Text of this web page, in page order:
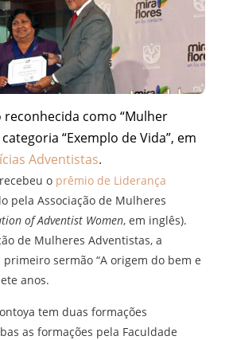
reconhecida como “Mulher
“Exemplo de Vida”, em
Adventistas.
o prêmio de Liderança
pela Associação de Mulheres
of Adventist Women, em inglês).
de Mulheres Adventistas, a
sermão “A origem do bem e
anos.
tem duas formações
as formações pela Faculdade